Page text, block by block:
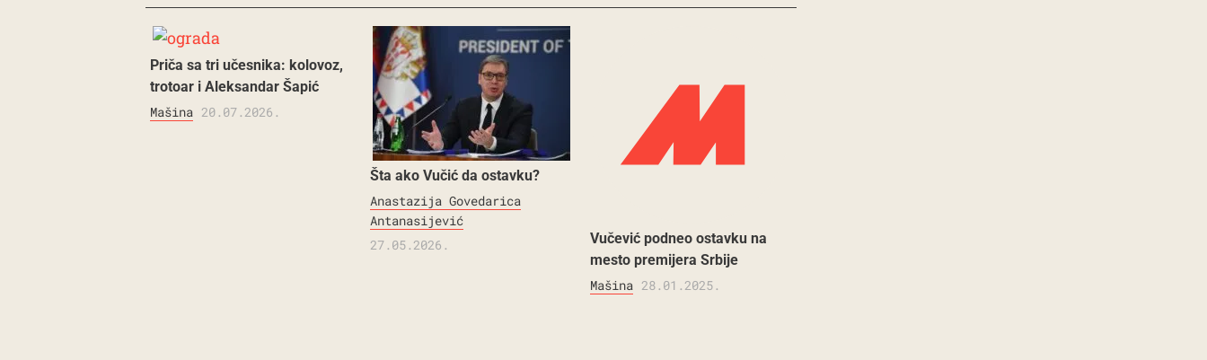
Priča sa tri učesnika: kolovoz,
trotoar i Aleksandar Šapić
Mašina 20.07.2026.
Šta ako Vučić da ostavku?
Anastazija Govedarica
Antanasijević
27.05.2026.
Vučević podneo ostavku na
mesto premijera Srbije
Mašina 28.01.2025.